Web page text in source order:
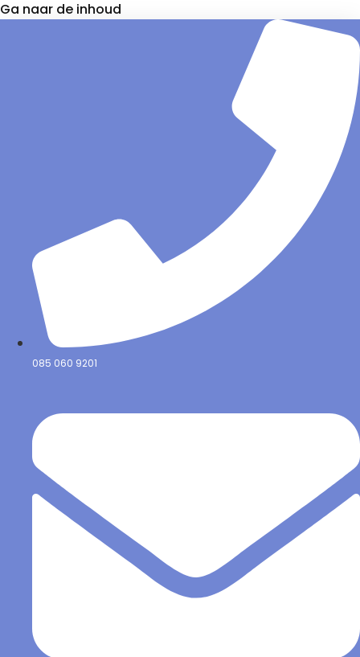
Ga naar de inhoud
085 060 9201